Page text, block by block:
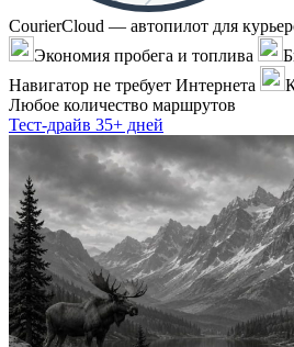
CourierCloud — автопилот для
Экономия пробега и топлива
Навигатор не требует Интернета
Любое количество маршрутов
Тест-драйв 35+ дней